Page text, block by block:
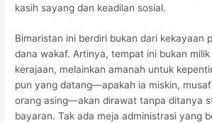
kasih sayang dan keadilan sosial.
Bimaristan ini berdiri bukan dari kekayaan
dana wakaf. Artinya, tempat ini bukan
kerajaan, melainkan amanah untuk
pun yang datang—apakah ia miskin,
orang asing—akan dirawat tanpa ditanya
bayaran. Tak ada meja administrasi yang